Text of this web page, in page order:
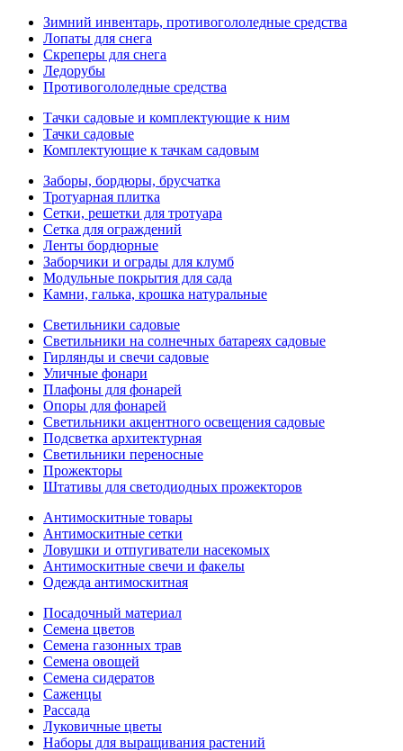
Зимний инвентарь, противогололедные средства
Лопаты для снега
Скреперы для снега
Ледорубы
Противогололедные средства
Тачки садовые и комплектующие к ним
Тачки садовые
Комплектующие к тачкам садовым
Заборы, бордюры, брусчатка
Тротуарная плитка
Сетки, решетки для тротуара
Сетка для ограждений
Ленты бордюрные
Заборчики и ограды для клумб
Модульные покрытия для сада
Камни, галька, крошка натуральные
Светильники садовые
Светильники на солнечных батареях садовые
Гирлянды и свечи садовые
Уличные фонари
Плафоны для фонарей
Опоры для фонарей
Светильники акцентного освещения садовые
Подсветка архитектурная
Светильники переносные
Прожекторы
Штативы для светодиодных прожекторов
Антимоскитные товары
Антимоскитные сетки
Ловушки и отпугиватели насекомых
Антимоскитные свечи и факелы
Одежда антимоскитная
Посадочный материал
Семена цветов
Семена газонных трав
Семена овощей
Семена сидератов
Саженцы
Рассада
Луковичные цветы
Наборы для выращивания растений